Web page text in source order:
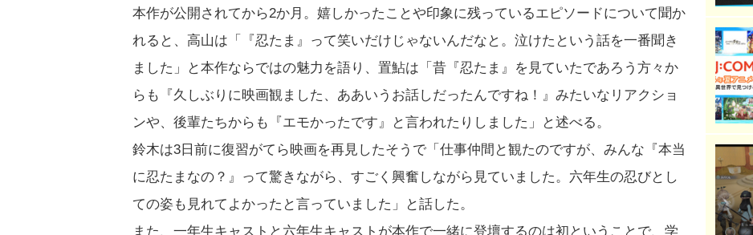
本作が公開されてから2か月。嬉しかったことや印象に残っているエピソードについて聞か
れると、高山は「『忍たま』って笑いだけじゃないんだなと。泣けたという話を一番聞き
ました」と本作ならではの魅力を語り、置鮎は「昔『忍たま』を見ていたであろう方々か
らも『久しぶりに映画観ました、ああいうお話しだったんですね！』みたいなリアクショ
ンや、後輩たちからも『エモかったです』と言われたりしました」と述べる。
鈴木は3日前に復習がてら映画を再見したそうで「仕事仲間と観たのですが、みんな『本当
に忍たまなの？』って驚きながら、すごく興奮しながら見ていました。六年生の忍びとし
ての姿も見れてよかったと言っていました」と話した。
また、一年生キャストと六年生キャストが本作で一緒に登壇するのは初ということで、学